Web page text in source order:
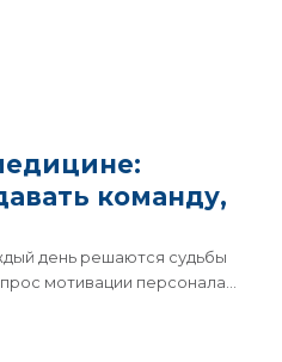
команду,
день решаются судьбы
мотивации персонала
управления кадрами. Это